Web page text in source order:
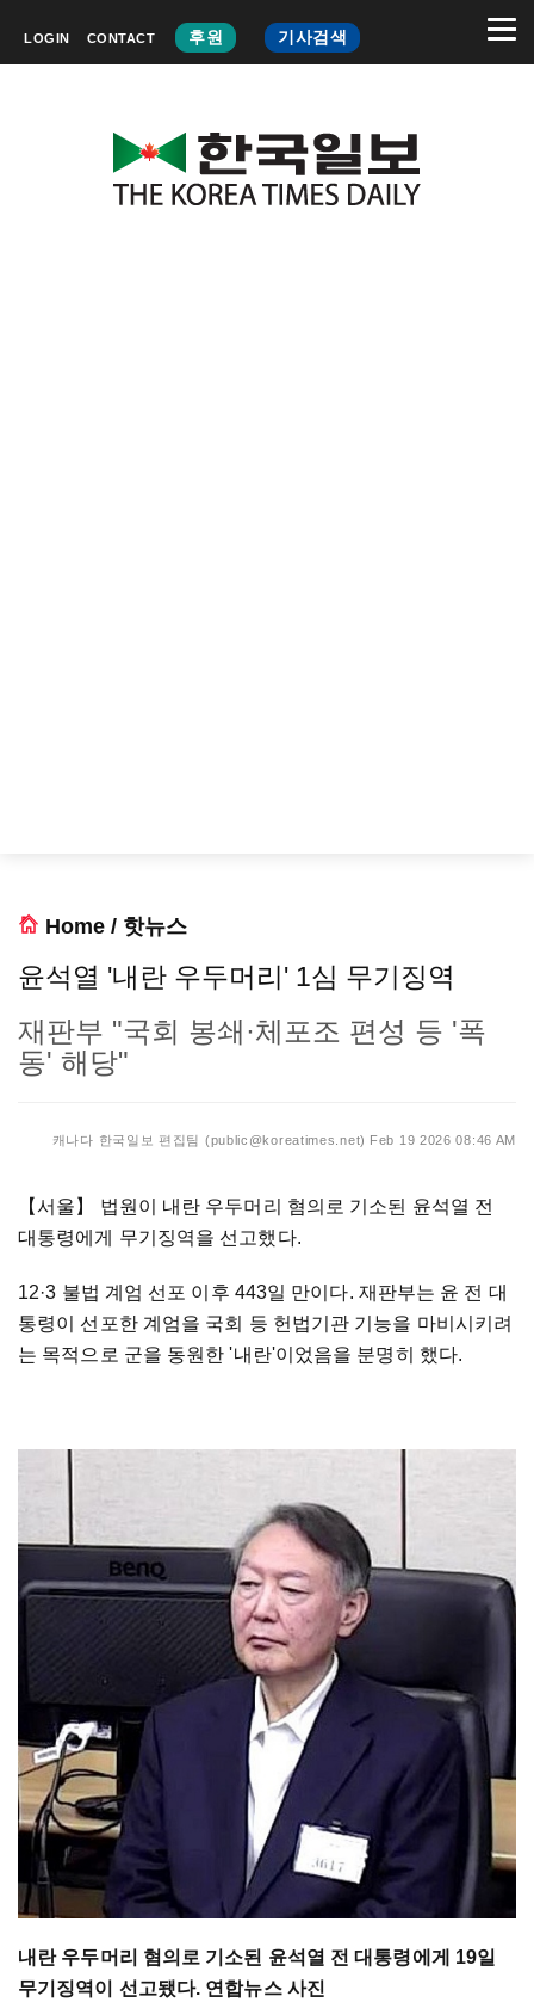
LOGIN CONTACT 후원 기사검색
Home / 핫뉴스
윤석열 '내란 우두머리' 1심 무기징역
재판부 "국회 봉쇄·체포조 편성 등 '폭
동' 해당"
캐나다 한국일보 편집팀 (public@koreatimes.net) Feb 19 2026 08:46 AM
【서울】 법원이 내란 우두머리 혐의로 기소된 윤석열 전
대통령에게 무기징역을 선고했다.
12·3 불법 계엄 선포 이후 443일 만이다. 재판부는 윤 전 대
통령이 선포한 계엄을 국회 등 헌법기관 기능을 마비시키려
는 목적으로 군을 동원한 '내란'이었음을 분명히 했다.
내란 우두머리 혐의로 기소된 윤석열 전 대통령에게 19일
무기징역이 선고됐다. 연합뉴스 사진